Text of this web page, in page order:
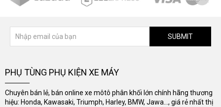
SUBMIT
PHỤ TÙNG PHỤ KIỆN XE MÁY
Chuyên bán lẻ, bán online xe môtô phân khối lớn chính hãng thương
hiệu: Honda, Kawasaki, Triumph, Harley, BMW, Jawa..., giá rẻ nhất thị